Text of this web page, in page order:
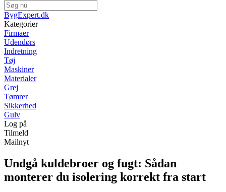
BygExpert.dk
Kategorier
Firmaer
Udendørs
Indretning
Tøj
Maskiner
Materialer
Grej
Tømrer
Sikkerhed
Gulv
Log på
Tilmeld
Mailnyt
Undgå kuldebroer og fugt: Sådan
monterer du isolering korrekt fra start